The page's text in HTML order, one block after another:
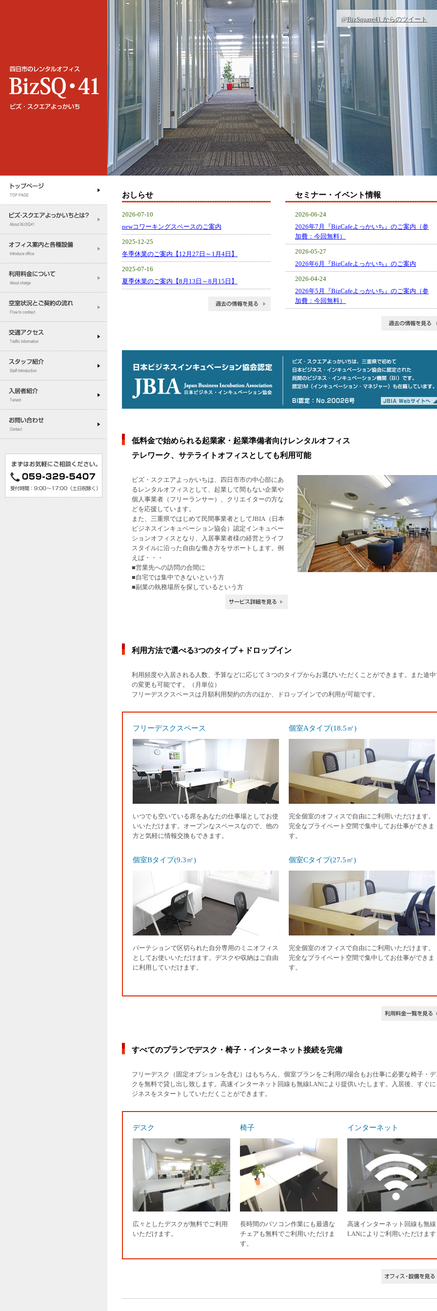
@BizSquare41 からのツイート
おしらせ
2026-07-10
newコワーキングスペースのご案内
2025-12-25
冬季休業のご案内【12月27日～1月4日】
2025-07-16
夏季休業のご案内【8月13日～8月15日】
セミナー・イベント情報
2026-06-24
2026年7月『BizCafeよっかいち』のご案内（参
加費：今回無料）
2026-05-27
2026年6月『BizCafeよっかいち』のご案内
2026-04-24
2026年5月『BizCafeよっかいち』のご案内（参
加費：今回無料）
低料金で始められる起業家・起業準備者向けレンタルオフィス
テレワーク、サテライトオフィスとしても利用可能
ビズ・スクエアよっかいちは、四日市市の中心部にあ
るレンタルオフィスとして、起業して間もない企業や
個人事業者（フリーランサー）、クリエイターの方な
どを応援しています。
また、三重県ではじめて民間事業者としてJBIA（日本
ビジネスインキュベーション協会）認定インキュベー
ションオフィスとなり、入居事業者様の経営とライフ
スタイルに沿った自由な働き方をサポートします。例
えば・・・
■営業先への訪問の合間に
■自宅では集中できないという方
■副業の執務場所を探しているという方
利用方法で選べる3つのタイプ＋ドロップイン
利用頻度や入居される人数、予算などに応じて３つのタイプからお選びいただくことができます。また途
の変更も可能です。（月単位）
フリーデスクスペースは月額利用契約の方のほか、ドロップインでの利用が可能です。
フリーデスクスペース
いつでも空いている席をあなたの仕事場としてお使
いいただけます。オープンなスペースなので、他の
方と気軽に情報交換もできます。
個室Aタイプ(18.5㎡)
完全個室のオフィスで自由にご利用いただけます。
完全なプライベート空間で集中してお仕事ができま
す。
個室Bタイプ(9.3㎡)
パーテションで区切られた自分専用のミニオフィス
としてお使いいただけます。デスクや収納はご自由
に利用していだけます。
個室Cタイプ(27.5㎡)
完全個室のオフィスで自由にご利用いただけます。
完全なプライベート空間で集中してお仕事ができま
す。
すべてのプランでデスク・椅子・インターネット接続を完備
フリーデスク（固定オプションを含む）はもちろん、個室プランをご利用の場合もお仕事に必要な椅子・
クを無料で貸し出し致します。高速インターネット回線も無線LANにより提供いたします。入居後、すぐ
ジネスをスタートしていただくことができます。
デスク
広々としたデスクが無料でご利用
いただけます。
椅子
長時間のパソコン作業にも最適な
チェアも無料でご利用いただけま
す。
インターネット
高速インターネット回線も無線
LANによりご利用いただけます